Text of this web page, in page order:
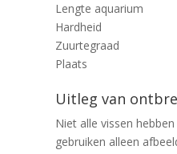
Lengte aquarium
Hardheid
Zuurtegraad
Plaats
Uitleg van
Niet alle vissen
gebruiken alleen